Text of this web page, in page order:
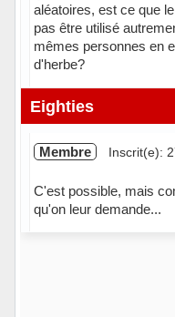
aléatoires, est ce que
pas être utilisé
mêmes personnes en
d'herbe?
Hors ligne
Eighties
Membre Inscrit(e):
C'est possible, mais
qu'on leur demande...